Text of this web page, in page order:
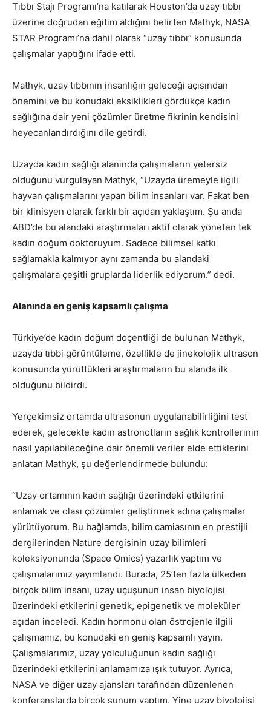
Tıbbı Stajı Programı’na katılarak Houston’da uzay tıbbı
üzerine doğrudan eğitim aldığını belirten Mathyk, NASA
STAR Programı’na dahil olarak “uzay tıbbı” konusunda
çalışmalar yaptığını ifade etti.
Mathyk, uzay tıbbının insanlığın geleceği açısından
önemini ve bu konudaki eksiklikleri gördükçe kadın
sağlığına dair yeni çözümler üretme fikrinin kendisini
heyecanlandırdığını dile getirdi.
Uzayda kadın sağlığı alanında çalışmaların yetersiz
olduğunu vurgulayan Mathyk, “Uzayda üremeyle ilgili
hayvan çalışmalarını yapan bilim insanları var. Fakat ben
bir klinisyen olarak farklı bir açıdan yaklaştım. Şu anda
ABD’de bu alandaki araştırmaları aktif olarak yöneten tek
kadın doğum doktoruyum. Sadece bilimsel katkı
sağlamakla kalmıyor aynı zamanda bu alandaki
çalışmalara çeşitli gruplarda liderlik ediyorum.” dedi.
Alanında en geniş kapsamlı çalışma
Türkiye’de kadın doğum doçentliği de bulunan Mathyk,
uzayda tıbbi görüntüleme, özellikle de jinekolojik ultrason
konusunda yürüttükleri araştırmaların bu alanda ilk
olduğunu bildirdi.
Yerçekimsiz ortamda ultrasonun uygulanabilirliğini test
ederek, gelecekte kadın astronotların sağlık kontrollerinin
nasıl yapılabileceğine dair önemli veriler elde ettiklerini
anlatan Mathyk, şu değerlendirmede bulundu:
“Uzay ortamının kadın sağlığı üzerindeki etkilerini
anlamak ve olası çözümler geliştirmek adına çalışmalar
yürütüyorum. Bu bağlamda, bilim camiasının en prestijli
dergilerinden Nature dergisinin uzay bilimleri
koleksiyonunda (Space Omics) yazarlık yaptım ve
çalışmalarımız yayımlandı. Burada, 25’ten fazla ülkeden
birçok bilim insanı, uzay uçuşunun insan biyolojisi
üzerindeki etkilerini genetik, epigenetik ve moleküler
açıdan inceledi. Kadın hormonu olan östrojenle ilgili
çalışmamız, bu konudaki en geniş kapsamlı yayın.
Çalışmalarımız, uzay yolculuğunun kadın sağlığı
üzerindeki etkilerini anlamamıza ışık tutuyor. Ayrıca,
NASA ve diğer uzay ajansları tarafından düzenlenen
konferanslarda birçok sunum yaptım. Yine uzay biyolojisi